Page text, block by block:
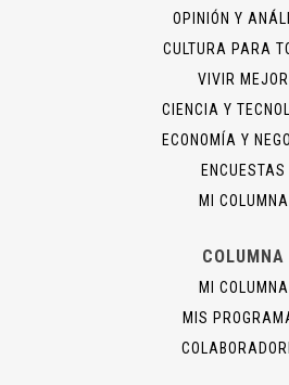
OPINIÓN Y
CULTURA PARA
VIVIR MEJOR
CIENCIA Y
ECONOMÍA Y
ENCUESTAS
MI COLUMNA
COLUMNA
MI COLUMNA
MIS